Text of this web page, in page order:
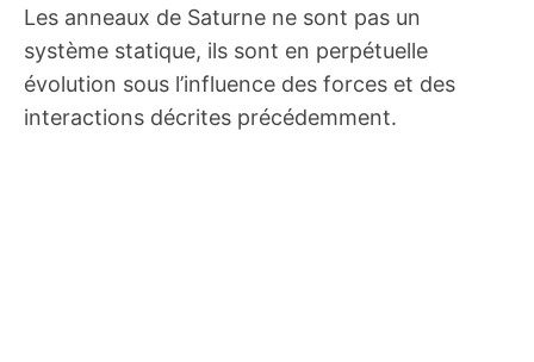
Les anneaux de Saturne ne sont pas un
système statique, ils sont en perpétuelle
évolution sous l’influence des forces et des
interactions décrites précédemment.